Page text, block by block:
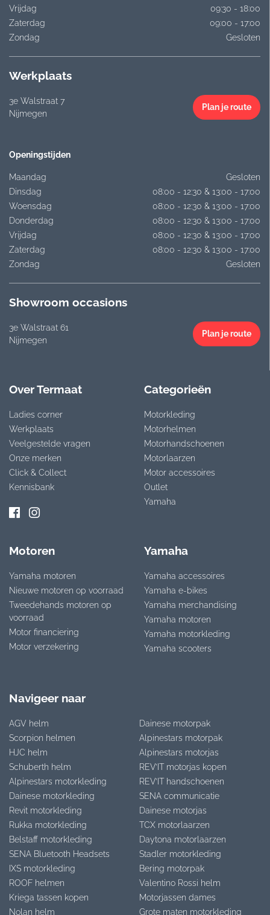
Vrijdag
09:30 - 18:00
Zaterdag
09:00 - 17:00
Zondag
Gesloten
Werkplaats
3e Walstraat 7
Nijmegen
Plan je route
Openingstijden
Maandag
Gesloten
Dinsdag
08:00 - 12:30 & 13:00 - 17:00
Woensdag
08:00 - 12:30 & 13:00 - 17:00
Donderdag
08:00 - 12:30 & 13:00 - 17:00
Vrijdag
08:00 - 12:30 & 13:00 - 17:00
Zaterdag
08:00 - 12:30 & 13:00 - 17:00
Zondag
Gesloten
Showroom occasions
3e Walstraat 61
Nijmegen
Plan je route
Over Termaat
Ladies corner
Werkplaats
Veelgestelde vragen
Onze merken
Click & Collect
Kennisbank
Categorieën
Motorkleding
Motorhelmen
Motorhandschoenen
Motorlaarzen
Motor accessoires
Outlet
Yamaha
Motoren
Yamaha motoren
Nieuwe motoren op voorraad
Tweedehands motoren op
voorraad
Motor financiering
Motor verzekering
Yamaha
Yamaha accessoires
Yamaha e-bikes
Yamaha merchandising
Yamaha motoren
Yamaha motorkleding
Yamaha scooters
Navigeer naar
AGV helm
Scorpion helmen
HJC helm
Schuberth helm
Alpinestars motorkleding
Dainese motorkleding
Revit motorkleding
Rukka motorkleding
Belstaff motorkleding
SENA Bluetooth Headsets
IXS motorkleding
ROOF helmen
Kriega tassen kopen
Nolan helm
Dainese motorpak
Alpinestars motorpak
Alpinestars motorjas
REV’IT motorjas kopen
REV’IT handschoenen
SENA communicatie
Dainese motorjas
TCX motorlaarzen
Daytona motorlaarzen
Stadler motorkleding
Bering motorpak
Valentino Rossi helm
Motorjassen dames
Grote maten motorkleding